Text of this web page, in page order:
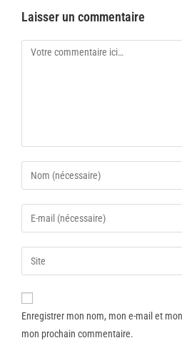
Laisser un commentaire
Enregistrer mon nom, mon e-mail et
mon prochain commentaire.